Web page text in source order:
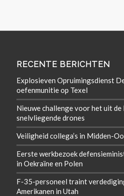
RECENTE BERICHTEN
Explosieven Opruimingsdienst
oefenmunitie op Texel
Nieuwe challenge voor het uit de
snelvliegende drones
Veiligheid collega’s in Midden-
Eerste werkbezoek
in Oekraïne en Polen
F-35-personeel traint
Amerikanen in Utah